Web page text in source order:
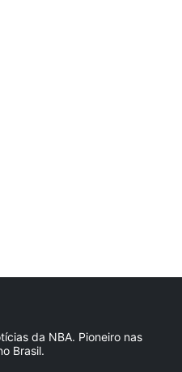
da NBA. Pioneiro nas
Brasil.